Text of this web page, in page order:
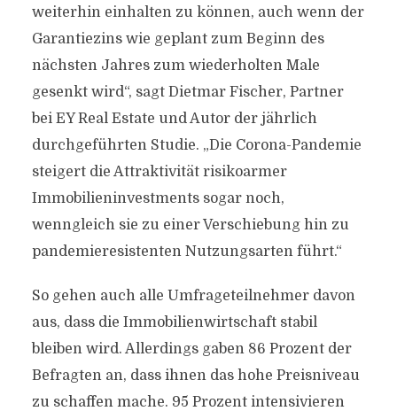
weiterhin einhalten zu können, auch wenn der
Garantiezins wie geplant zum Beginn des
nächsten Jahres zum wiederholten Male
gesenkt wird“, sagt Dietmar Fischer, Partner
bei EY Real Estate und Autor der jährlich
durchgeführten Studie. „Die Corona-Pandemie
steigert die Attraktivität risikoarmer
Immobilieninvestments sogar noch,
wenngleich sie zu einer Verschiebung hin zu
pandemieresistenten Nutzungsarten führt.“
So gehen auch alle Umfrageteilnehmer davon
aus, dass die Immobilienwirtschaft stabil
bleiben wird. Allerdings gaben 86 Prozent der
Befragten an, dass ihnen das hohe Preisniveau
zu schaffen mache. 95 Prozent intensivieren